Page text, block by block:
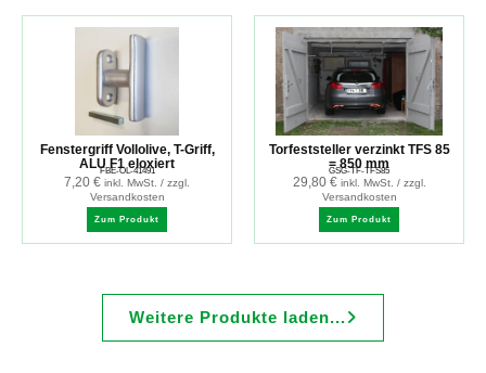
Fenstergriff Vollolive, T-Griff,
ALU F1 eloxiert
FBE-OL-41491
7,20 € inkl. MwSt. / zzgl.
Versandkosten
Zum Produkt
Torfeststeller verzinkt TFS 85
= 850 mm
GSG-TF-TFS85
29,80 € inkl. MwSt. / zzgl.
Versandkosten
Zum Produkt
Weitere Produkte laden...